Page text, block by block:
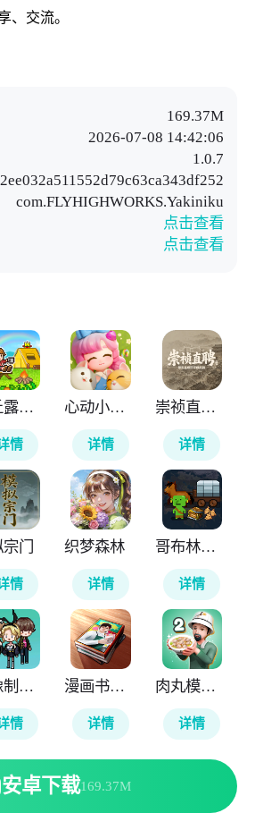
、交流。
169.37M
2026-07-08 14:42:06
1.0.7
com.FLYHIGHWORKS.Yakiniku
点击查看
点击查看
森丘露营地物语
情
心动小镇国际服
详情
崇祯直聘明末官场沉浮模拟器
详情
门
情
织梦森林
详情
哥布林的商队
详情
偶像制作人
情
漫画书店模拟器
详情
肉丸模拟器2
详情
安卓下载169.37M